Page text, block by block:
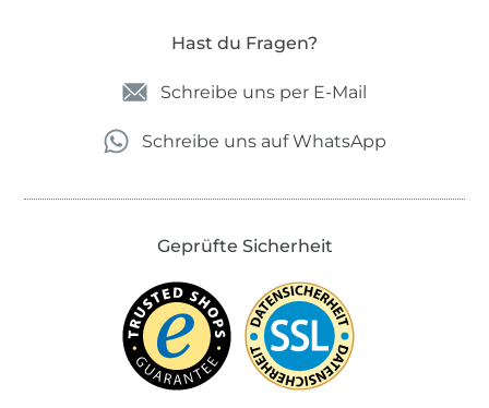
Hast du Fragen?
Schreibe uns per E-Mail
Schreibe uns auf WhatsApp
Geprüfte Sicherheit